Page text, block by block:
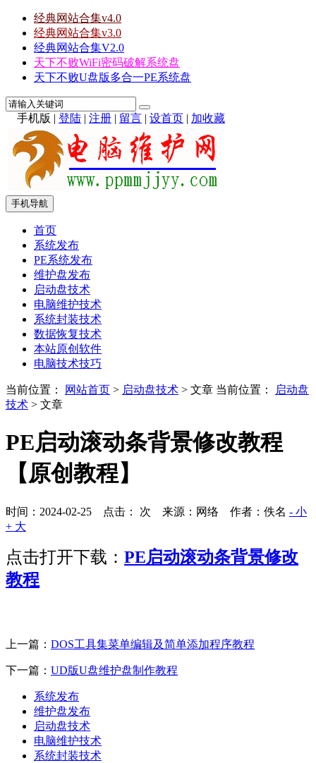
经典网站合集v4.0
经典网站合集v3.0
经典网站合集V2.0
天下不败WiFi密码破解系统盘
天下不败U盘版多合一PE系统盘
手机版 | 登陆 | 注册 | 留言 | 设首页 | 加收藏
手机导航
首页
系统发布
PE系统发布
维护盘发布
启动盘技术
电脑维护技术
系统封装技术
数据恢复技术
本站原创软件
电脑技术技巧
当前位置： 网站首页 > 启动盘技术 > 文章 当前位置：
启动盘
技术 > 文章
PE启动滚动条背景修改教程
【原创教程】
时间：2024-02-25 点击： 次 来源：网络 作者：佚名 - 小
+ 大
点击打开下载： PE启动滚动条背景修改
教程
上一篇： DOS工具集菜单编辑及简单添加程序教程
下一篇： UD版U盘维护盘制作教程
系统发布
维护盘发布
启动盘技术
电脑维护技术
系统封装技术